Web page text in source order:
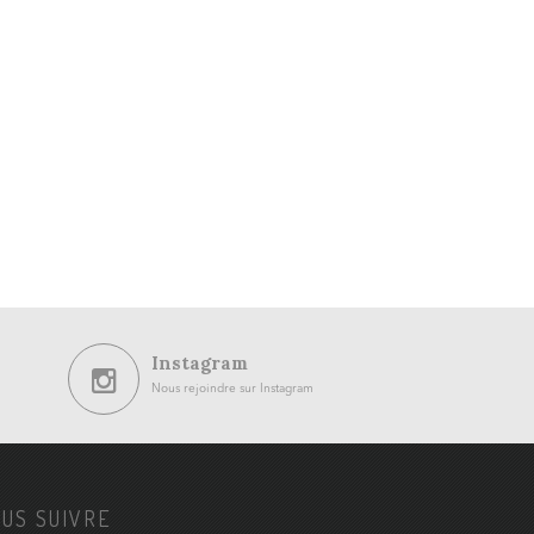
Instagram
Nous rejoindre sur Instagram
SUIVRE